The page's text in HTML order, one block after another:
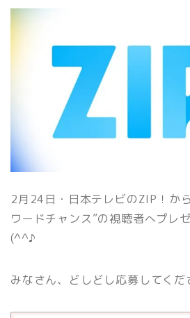
2月24日・日本テレビのZIP！か
ワードチャンス”の視聴者へプレ
(^^♪
みなさん、どしどし応募してくだ